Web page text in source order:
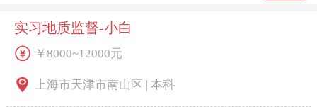
实习地质监督-小白
￥8000~12000元
上海市天津市南山区 | 本科